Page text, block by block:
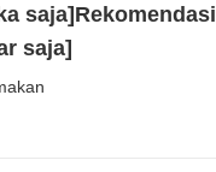
saja]Rekomendasi
saja]